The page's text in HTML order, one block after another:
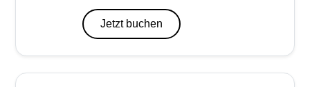
Jetzt buchen